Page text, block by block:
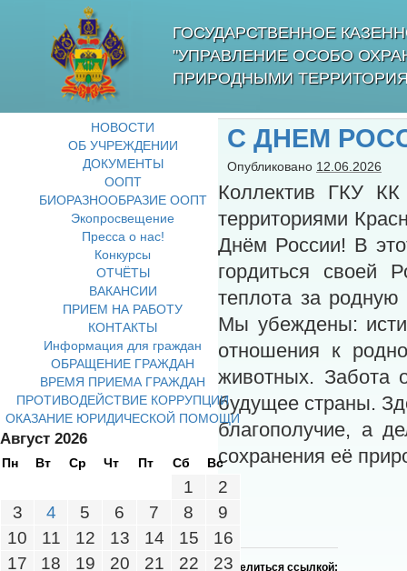
ГОСУДАРСТВЕННОЕ
"УПРАВЛЕНИЕ ОСОБО
ПРИРОДНЫМИ
С ДНЕМ
Опубликовано 12.06.2026
Коллектив ГКУ
территориями
Днём России! В
гордиться своей
теплота за
Мы убеждены:
отношения к
животных. Забота
будущее страны.
благополучие, а
сохранения её
Поделиться ссылкой:
НОВОСТИ
ОБ УЧРЕЖДЕНИИ
ДОКУМЕНТЫ
ООПТ
БИОРАЗНООБРАЗИЕ ООПТ
Экопросвещение
Пресса о нас!
Конкурсы
ОТЧЁТЫ
ВАКАНСИИ
ПРИЕМ НА РАБОТУ
КОНТАКТЫ
Информация для граждан
ОБРАЩЕНИЕ ГРАЖДАН
ВРЕМЯ ПРИЕМА ГРАЖДАН
ПРОТИВОДЕЙСТВИЕ КОРРУПЦИИ
ОКАЗАНИЕ ЮРИДИЧЕСКОЙ ПОМОЩИ
Август 2026
Пн Вт Ср Чт Пт Сб Вс
1
2
3
4 5 6 7 8
9
10
11 12 13 14 15
16
17
18 19 20 21 22
23